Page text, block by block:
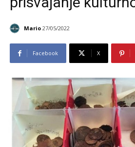
Mario 27/05/2022
Facebook X